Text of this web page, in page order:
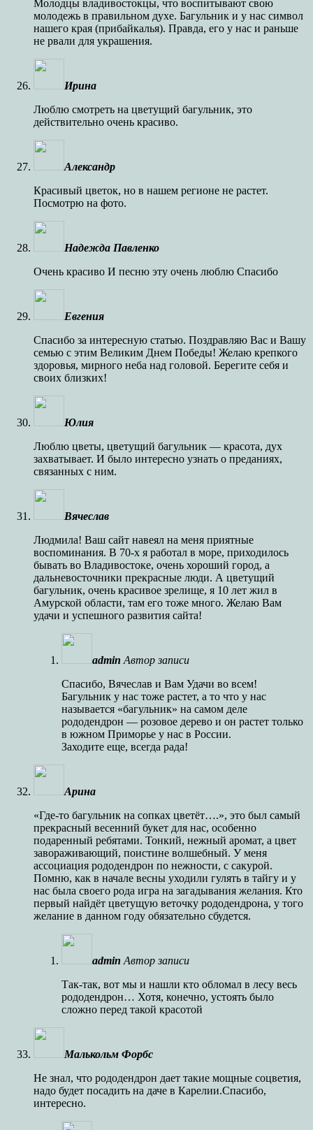
Молодцы владивостокцы, что воспитывают свою
молодежь в правильном духе. Багульник и у нас символ
нашего края (прибайкалья). Правда, его у нас и раньше
не рвали для украшения.
Ирина
Люблю смотреть на цветущий багульник, это
действительно очень красиво.
Александр
Красивый цветок, но в нашем регионе не растет.
Посмотрю на фото.
Надежда Павленко
Очень красиво И песню эту очень люблю Спасибо
Евгения
Спасибо за интересную статью. Поздравляю Вас и Вашу
семью с этим Великим Днем Победы! Желаю крепкого
здоровья, мирного неба над головой. Берегите себя и
своих близких!
Юлия
Люблю цветы, цветущий багульник — красота, дух
захватывает. И было интересно узнать о преданиях,
связанных с ним.
Вячеслав
Людмила! Ваш сайт навеял на меня приятные
воспоминания. В 70-х я работал в море, приходилось
бывать во Владивостоке, очень хороший город, а
дальневосточники прекрасные люди. А цветущий
багульник, очень красивое зрелище, я 10 лет жил в
Амурской области, там его тоже много. Желаю Вам
удачи и успешного развития сайта!
admin Автор записи
Спасибо, Вячеслав и Вам Удачи во всем!
Багульник у нас тоже растет, а то что у нас
называется «багульник» на самом деле
рододендрон — розовое дерево и он растет только
в южном Приморье у нас в России.
Заходите еще, всегда рада!
Арина
«Где-то багульник на сопках цветёт….», это был самый
прекрасный весенний букет для нас, особенно
подаренный ребятами. Тонкий, нежный аромат, а цвет
завораживающий, поистине волшебный. У меня
ассоциация рододендрон по нежности, с сакурой.
Помню, как в начале весны уходили гулять в тайгу и у
нас была своего рода игра на загадывания желания. Кто
первый найдёт цветущую веточку рододендрона, у того
желание в данном году обязательно сбудется.
admin Автор записи
Так-так, вот мы и нашли кто обломал в лесу весь
рододендрон… Хотя, конечно, устоять было
сложно перед такой красотой
Малькольм Форбс
Не знал, что рододендрон дает такие мощные соцветия,
надо будет посадить на даче в Карелии.Спасибо,
интересно.